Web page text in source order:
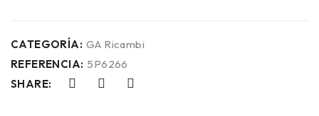
CATEGORÍA: GA Ricambi
REFERENCIA: 5P6266
SHARE: